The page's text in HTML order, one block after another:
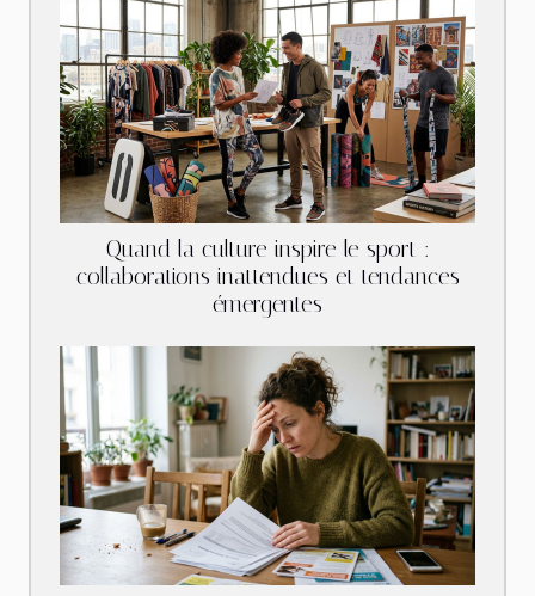
Quand la culture inspire le sport :
collaborations inattendues et tendances
émergentes